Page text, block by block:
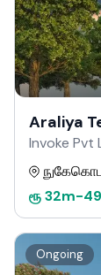
Araliya
Invoke Pvt
ரூ32m-
Ongoing